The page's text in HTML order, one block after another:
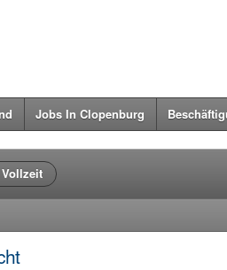
Jobs In Clopenburg
Vollzeit